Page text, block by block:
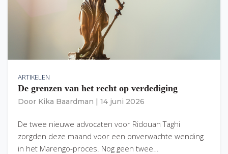
ARTIKELEN
De grenzen van het recht op verdediging
Door Kika Baardman 14 juni 2026
De twee nieuwe advocaten voor Ridouan Taghi
zorgden deze maand voor een onverwachte wending
in het Marengo-proces. Nog geen twee…